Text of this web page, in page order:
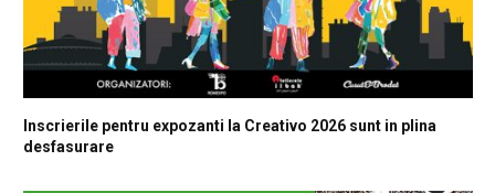
Inscrierile pentru expozanti la Creativo 2026 sunt in plina
desfasurare